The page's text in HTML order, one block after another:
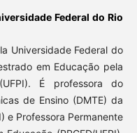
Federal do Rio
Universidade Federal do
em Educação pela
É professora do
de Ensino (DMTE) da
e Professora Permanente